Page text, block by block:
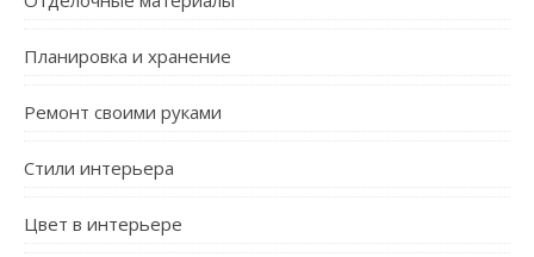
Планировка и хранение
Ремонт своими руками
Стили интерьера
Цвет в интерьере